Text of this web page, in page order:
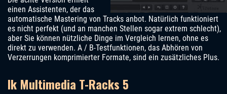
einen Assistenten, der das
automatische Mastering von Tracks anbot. Natürlich funktioniert
es nicht perfekt (und an manchen Stellen sogar extrem schlecht),
aber Sie können nützliche Dinge im Vergleich lernen, ohne es
direkt zu verwenden. A / B-Testfunktionen, das Abhören von
Verzerrungen komprimierter Formate, sind ein zusätzliches Plus.
Ik Multimedia T-Racks 5